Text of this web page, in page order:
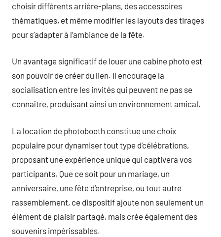
choisir différents arrière-plans, des accessoires
thématiques, et même modifier les layouts des tirages
pour s’adapter à l’ambiance de la fête.
Un avantage significatif de louer une cabine photo est
son pouvoir de créer du lien. Il encourage la
socialisation entre les invités qui peuvent ne pas se
connaître, produisant ainsi un environnement amical.
La location de photobooth constitue une choix
populaire pour dynamiser tout type d’célébrations,
proposant une expérience unique qui captivera vos
participants. Que ce soit pour un mariage, un
anniversaire, une fête d’entreprise, ou tout autre
rassemblement, ce dispositif ajoute non seulement un
élément de plaisir partagé, mais crée également des
souvenirs impérissables.